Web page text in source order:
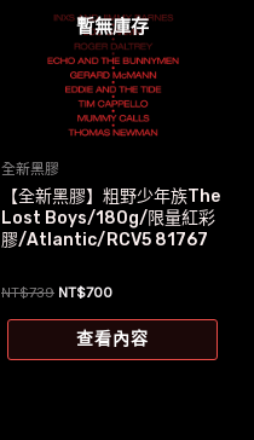
暫無庫存
全新黑膠
【全新黑膠】粗野少年族The
Lost Boys/180g/限量紅彩
膠/Atlantic/RCV5 81767
NT$739 原
格：
NT$700目
價
格：
查看內容